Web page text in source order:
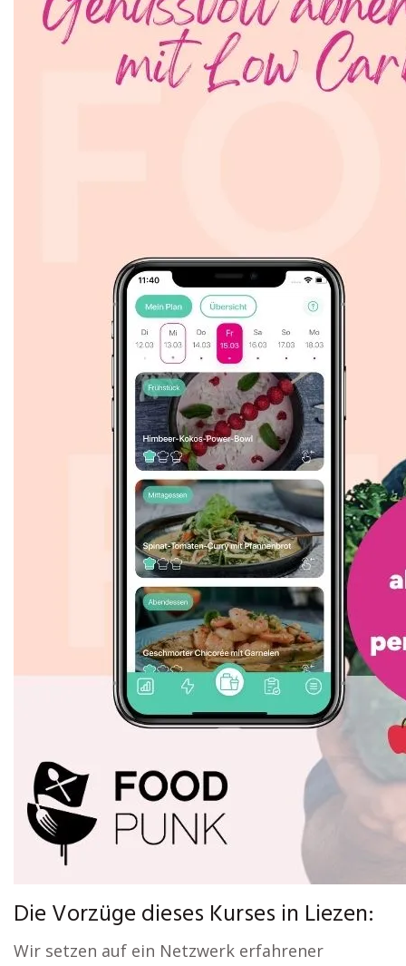
Die Vorzüge dieses Kurses in Liezen:
Wir setzen auf ein Netzwerk erfahrener